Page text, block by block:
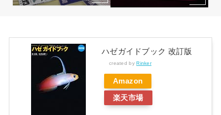
ハゼガイドブック 改訂版
created byRinker
Amazon
楽天市場